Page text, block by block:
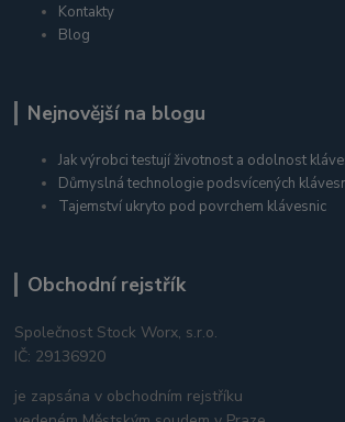
Kontakty
Blog
Nejnovější na blogu
Jak výrobci testují životnost a odolnost
Důmyslná technologie podsvícených
Tajemství ukryto pod povrchem klávesnic
Obchodní rejstřík
Společnost Stock Worx, s.r.o.
IČ: 29136920
je zapsána v obchodním rejstříku